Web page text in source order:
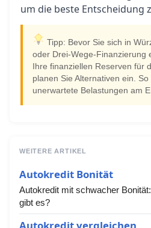
um die beste Entscheidung
Tipp: Bevor Sie sich in
oder Drei-Wege-Finanzierung
Ihre finanziellen Reserven für
planen Sie Alternativen ein.
unerwartete Belastungen am
WEITERE ARTIKEL
Autokredit Bonität
Autokredit mit schwacher
gibt es?